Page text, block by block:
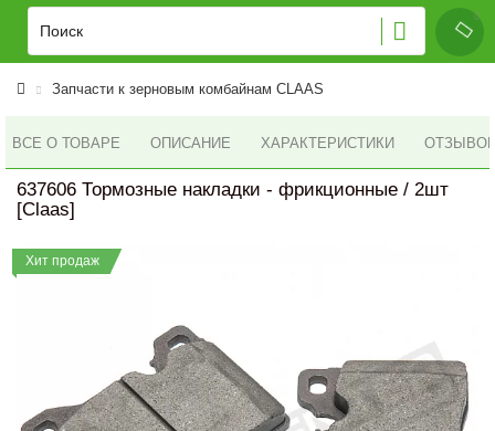
Запчасти к зерновым комбайнам CLAAS
ВСЕ О ТОВАРЕ ОПИСАНИЕ ХАРАКТЕРИСТИКИ ОТЗЫВОВ
637606 Тормозные накладки - фрикционные / 2шт
[Claas]
Хит продаж